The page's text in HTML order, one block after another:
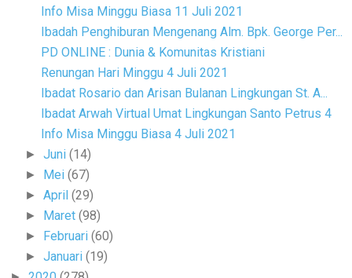
Info Misa Minggu Biasa 11 Juli 2021
Ibadah Penghiburan Mengenang Alm. Bpk. George Per...
PD ONLINE : Dunia & Komunitas Kristiani
Renungan Hari Minggu 4 Juli 2021
Ibadat Rosario dan Arisan Bulanan Lingkungan St. A...
Ibadat Arwah Virtual Umat Lingkungan Santo Petrus 4
Info Misa Minggu Biasa 4 Juli 2021
►Juni(14)
► Mei(67)
►April(29)
► Maret(98)
► Februari(60)
►Januari(19)